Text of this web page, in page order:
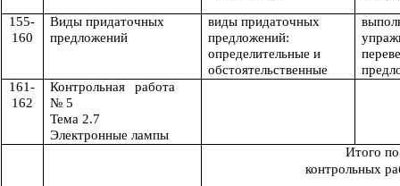
155-
160
Виды придаточных
предложений
виды придаточных
предложений:
определительные и
обстоятельственные
161-
162
Контрольная работа
№ 5
Тема 2.7
Электронные лампы
Итого по
контрольных